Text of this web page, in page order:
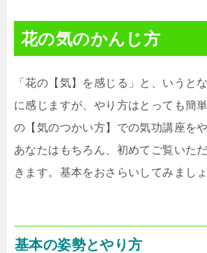
花の気のかんじ方
「花の【気】を感じる」と、いうと
に感じますが、やり方はとっても簡
の【気のつかい方】での気功講座を
あなたはもちろん、初めてご覧いた
きます。基本をおさらいしてみましょ
基本の姿勢とやり方